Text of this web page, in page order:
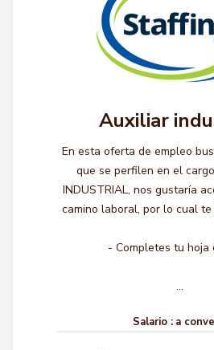
Auxiliar
En esta oferta de empleo
que se perfilen en el
INDUSTRIAL, nos gustaría
camino laboral, por lo cual
- Completes tu hoja
...
Salario : a